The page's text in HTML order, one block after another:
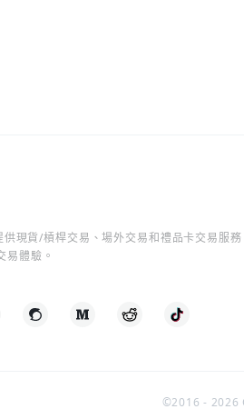
現貨/槓桿交易、場外交易和禮品卡交易服務
易體驗。
©2016 - 2026